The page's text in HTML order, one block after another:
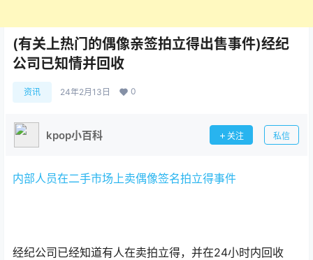
(有关上热门的偶像亲签拍立得出售事件)经纪
公司已知情并回收
资讯 24年2月13日 0
kpop小百科 关注 私信
内部人员在二手市场上卖偶像签名拍立得事件
经纪公司已经知道有人在卖拍立得，并在24小时内回收